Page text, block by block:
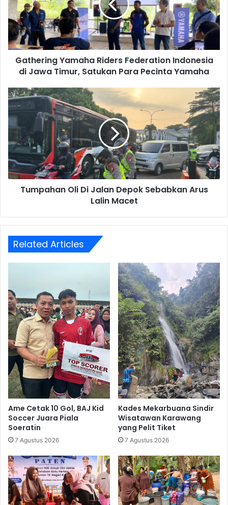
Indonesia
di
Jawa
Timur,
Satukan
Para
Pecinta
Gathering Yamaha Riders Federation Indonesia
di Jawa Timur, Satukan Para Pecinta Yamaha
Tumpahan
Oli
Jalan
Depok
Sebabkan
Arus
Lalin
Macet
Tumpahan Oli Di Jalan Depok Sebabkan Arus
Lalin Macet
Related Articles
Ame Cetak 10 Gol, BAJ Kid
Soccer Juara Piala
Soeratin
7 Agustus 2026
Kades Mekarbuana Sindir
Wisatawan Karawang
yang Pelit Tiket
7 Agustus 2026